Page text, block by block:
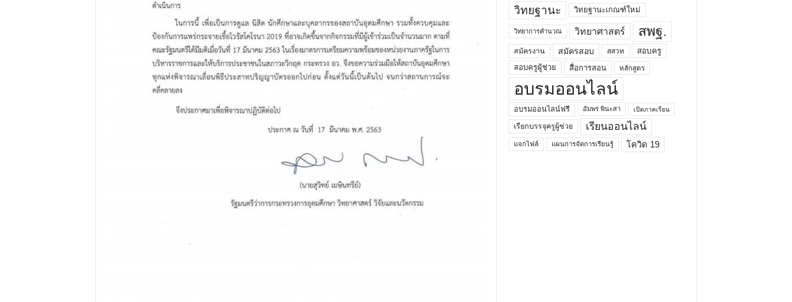
วิทยฐานะ วิทยฐานะเกณฑ์ใหม่
วิทยาการคำนวณ วิทยาศาสตร์ สพฐ.
สมัครงาน สมัครสอบ สสวท
สอบครู
สอบครูผู้ช่วย
สื่อการสอน หลักสูตร
อบรมออนไลน์
อบรมออนไลน์ฟรี อัมพร พินะสา เปิดภาคเรียน
เรียกบรรจุครูผู้ช่วย เรียนออนไลน์
แจกไฟล์ แผนการจัดการเรียนรู้ โควิด 19